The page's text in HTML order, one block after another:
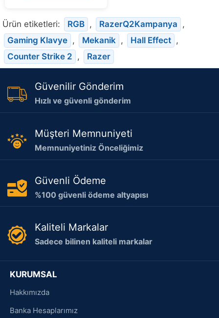
Ürün etiketleri: RGB , RazerQ2Kampanya
,
Gaming Klavye , Mekanik , Hall Effect ,
Counter Strike 2
, Razer
Güvenilir Gönderim
Hızlı ve güvenli gönderim
Müşteri Memnuniyeti
Memnuniyetiniz Önceliğimiz
Güvenli Ödeme
%100 güvenli ödeme altyapısı
Kaliteli Markalar
Sadece bilinen kaliteli markalar
KURUMSAL
Hakkımızda
Banka Hesaplarımız